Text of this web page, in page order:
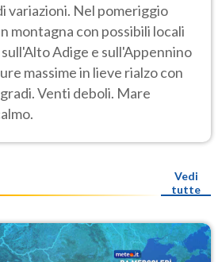
variazioni. Nel pomeriggio
montagna con possibili locali
Adige e sull'Appennino
massime in lieve rialzo con
Venti deboli. Mare
Vedi
tutte